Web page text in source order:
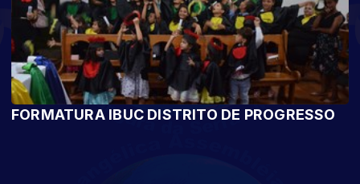
FORMATURA IBUC DISTRITO DE PROGRESSO